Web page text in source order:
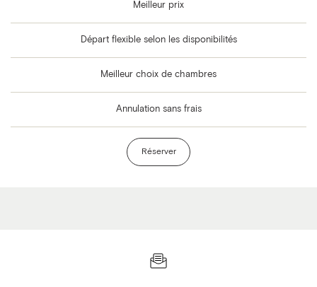
Meilleur prix
Départ flexible selon les disponibilités
Meilleur choix de chambres
Annulation sans frais
Réserver